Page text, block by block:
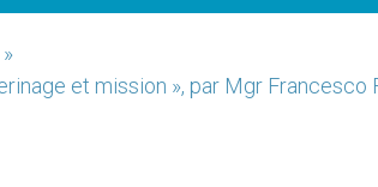
et mission », par Mgr Francesco